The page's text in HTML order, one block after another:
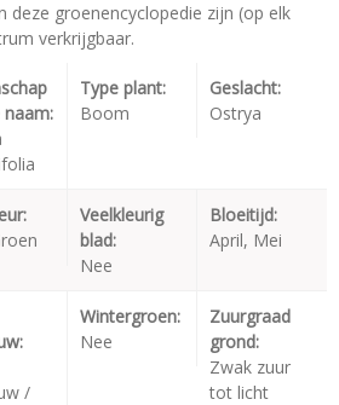
deze groenencyclopedie zijn (op elk
verkrijgbaar.
naam:
Type plant:
Boom
Geslacht:
Ostrya
Veelkleurig
blad:
Nee
Bloeitijd:
April, Mei
/
Wintergroen:
Nee
Zuurgraad
grond:
Zwak zuur
tot licht